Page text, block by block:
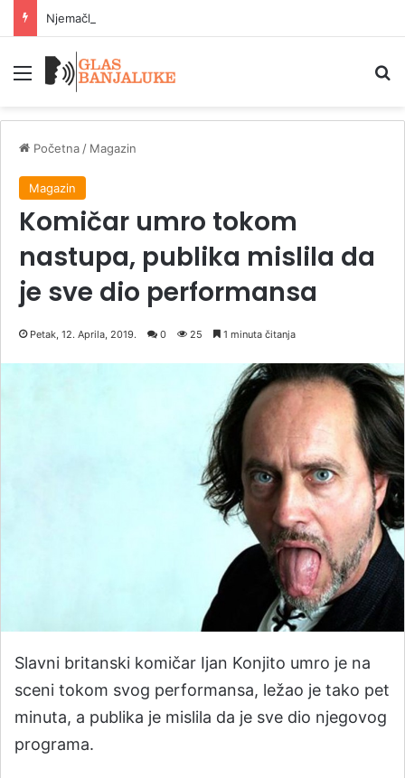
Meni
Početna / Magazin
Magazin
Komičar umro tokom
nastupa, publika mislila da
je sve dio performansa
Petak, 12. Aprila, 2019. 0 25 1 minuta čitanja
Slavni britanski komičar Ijan Konjito umro je na
sceni tokom svog performansa, ležao je tako pet
minuta, a publika je mislila da je sve dio njegovog
programa.